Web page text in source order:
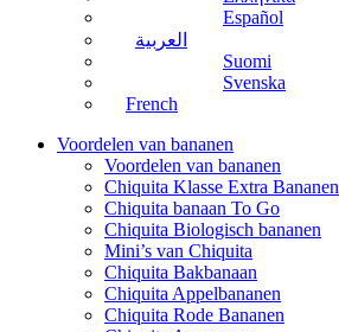
Español
العربية
Suomi
Svenska
French
Voordelen van bananen
Voordelen van bananen
Chiquita Klasse Extra Bananen
Chiquita banaan To Go
Chiquita Biologisch bananen
Mini’s van Chiquita
Chiquita Bakbanaan
Chiquita Appelbananen
Chiquita Rode Bananen